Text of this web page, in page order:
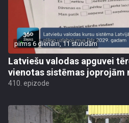
pirms 6 dienām, 11 stundām
Latviešu valodas apguvei
vienotas sistēmas joprojām
410. epizode